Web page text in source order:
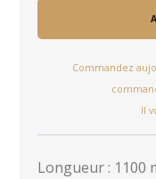
Commandez
Il
Longueur : 1100